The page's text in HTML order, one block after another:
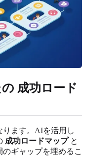
成功ロード
ます。AIを活用し
成功ロードマップと
ギャップを埋めるこ